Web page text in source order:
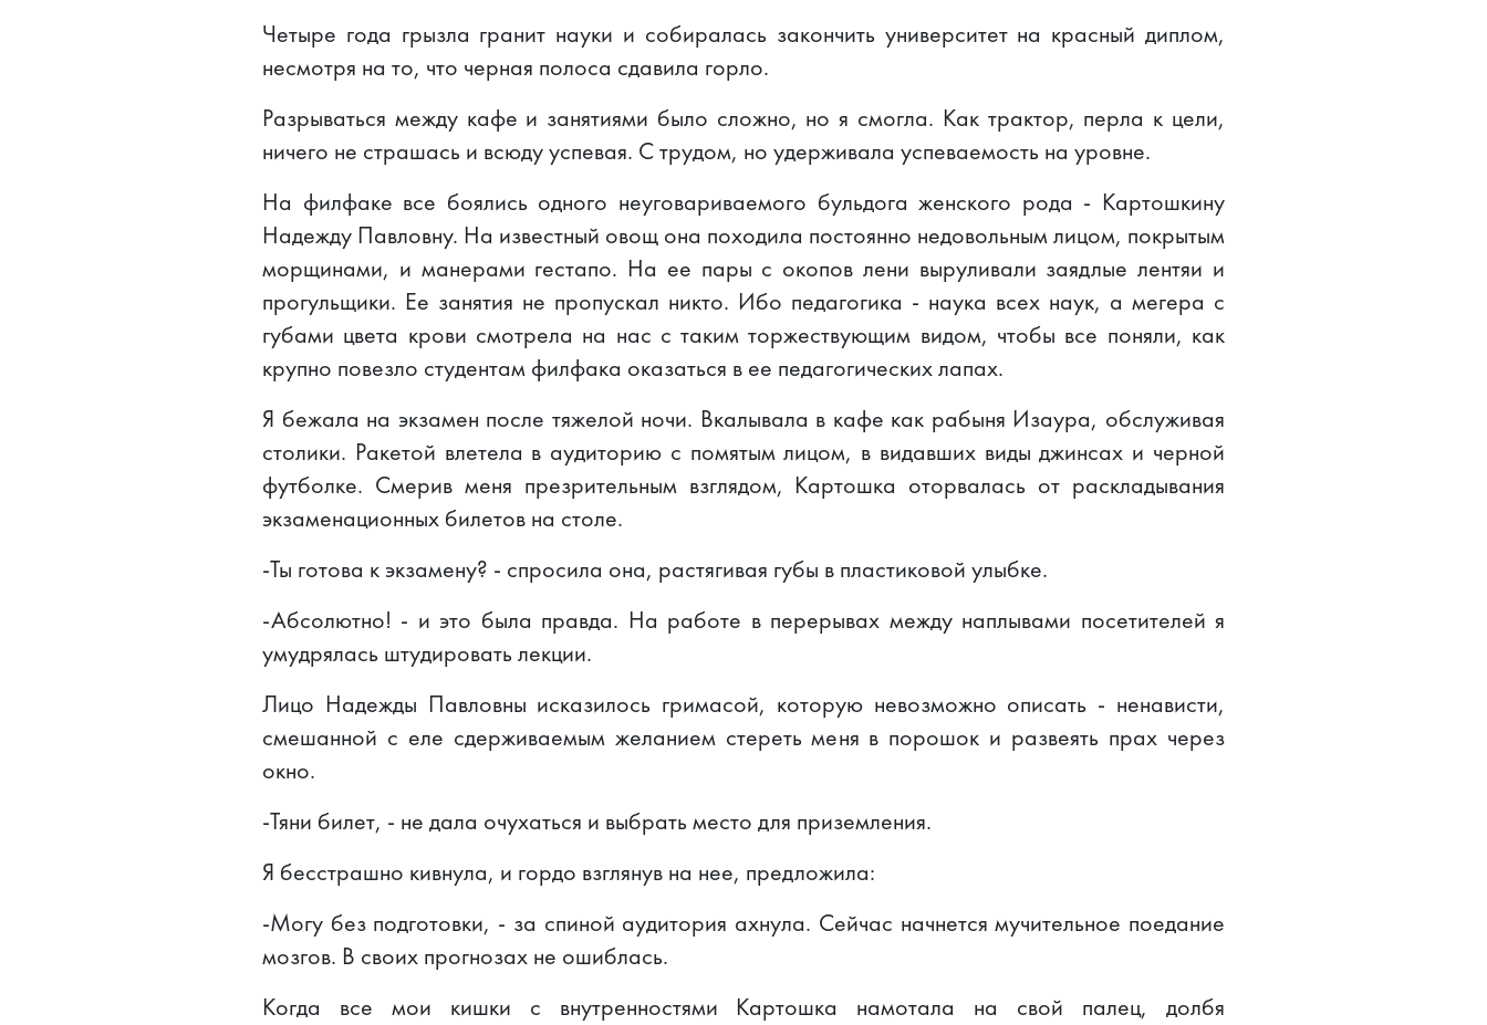
Четыре года грызла гранит науки и собиралась закончить университет на красный диплом,
несмотря на то, что черная полоса сдавила горло.
Разрываться между кафе и занятиями было сложно, но я смогла. Как трактор, перла к цели,
ничего не страшась и всюду успевая. С трудом, но удерживала успеваемость на уровне.
На филфаке все боялись одного неуговариваемого бульдога женского рода - Картошкину
Надежду Павловну. На известный овощ она походила постоянно недовольным лицом, покрытым
морщинами, и манерами гестапо. На ее пары с окопов лени выруливали заядлые лентяи и
прогульщики. Ее занятия не пропускал никто. Ибо педагогика - наука всех наук, а мегера с
губами цвета крови смотрела на нас с таким торжествующим видом, чтобы все поняли, как
крупно повезло студентам филфака оказаться в ее педагогических лапах.
Я бежала на экзамен после тяжелой ночи. Вкалывала в кафе как рабыня Изаура, обслуживая
столики. Ракетой влетела в аудиторию с помятым лицом, в видавших виды джинсах и черной
футболке. Смерив меня презрительным взглядом, Картошка оторвалась от раскладывания
экзаменационных билетов на столе.
-Ты готова к экзамену? - спросила она, растягивая губы в пластиковой улыбке.
-Абсолютно! - и это была правда. На работе в перерывах между наплывами посетителей я
умудрялась штудировать лекции.
Лицо Надежды Павловны исказилось гримасой, которую невозможно описать - ненависти,
смешанной с еле сдерживаемым желанием стереть меня в порошок и развеять прах через
окно.
-Тяни билет, - не дала очухаться и выбрать место для приземления.
Я бесстрашно кивнула, и гордо взглянув на нее, предложила:
-Могу без подготовки, - за спиной аудитория ахнула. Сейчас начнется мучительное поедание
мозгов. В своих прогнозах не ошиблась.
Когда все мои кишки с внутренностями Картошка намотала на свой палец, долбя